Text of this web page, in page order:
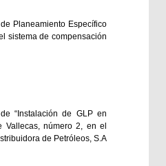
Planeamiento Específico
sistema de compensación
“Instalación de GLP en
Vallecas, número 2, en el
de Petróleos, S.A